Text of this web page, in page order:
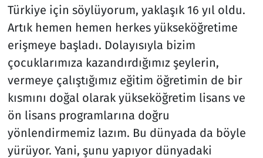
Türkiye için söylüyorum, yaklaşık 16 yıl oldu.
Artık hemen hemen herkes yükseköğretime
erişmeye başladı. Dolayısıyla bizim
çocuklarımıza kazandırdığımız şeylerin,
vermeye çalıştığımız eğitim öğretimin de bir
kısmını doğal olarak yükseköğretim lisans ve
ön lisans programlarına doğru
yönlendirmemiz lazım. Bu dünyada da böyle
yürüyor. Yani, şunu yapıyor dünyadaki